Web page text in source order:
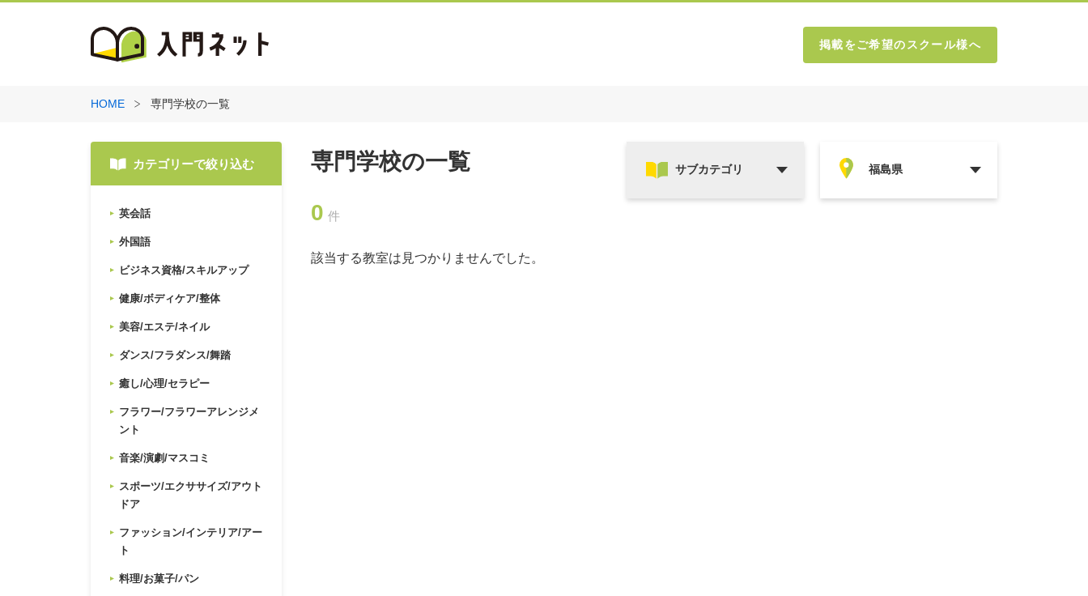
掲載をご希望のスクール様へ
HOME 専門学校の一覧
カテゴリーで絞り込む
英会話
外国語
ビジネス資格/スキルアップ
健康/ボディケア/整体
美容/エステ/ネイル
ダンス/フラダンス/舞踏
癒し/心理/セラピー
フラワー/フラワーアレンジメ
ント
音楽/演劇/マスコミ
スポーツ/エクササイズ/アウト
ドア
ファッション/インテリア/アー
ト
料理/お菓子/パン
専門学校の一覧
0 件
該当する教室は見つかりませんでした。